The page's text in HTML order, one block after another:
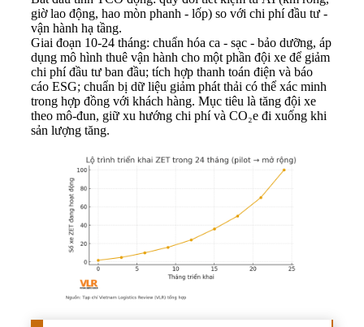
giờ lao động, hao mòn phanh - lốp) so với chi phí đầu tư -
vận hành hạ tầng.
Giai đoạn 10-24 tháng: chuẩn hóa ca - sạc - bảo dưỡng, áp
dụng mô hình thuê vận hành cho một phần đội xe để giảm
chi phí đầu tư ban đầu; tích hợp thanh toán điện và báo
cáo ESG; chuẩn bị dữ liệu giảm phát thải có thể xác minh
trong hợp đồng với khách hàng. Mục tiêu là tăng đội xe
theo mô-đun, giữ xu hướng chi phí và CO₂e đi xuống khi
sản lượng tăng.